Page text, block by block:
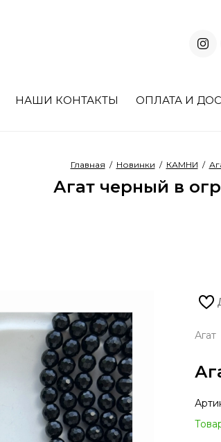
НАШИ КОНТАКТЫ ОПЛАТА И
Главная / Новинки / КАМНИ /
Агат черный в
Агат